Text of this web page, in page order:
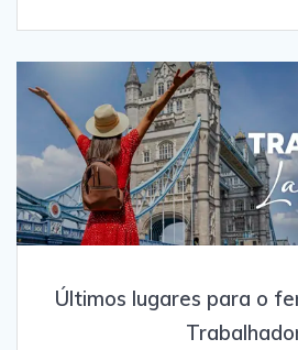
Últimos lugares para o